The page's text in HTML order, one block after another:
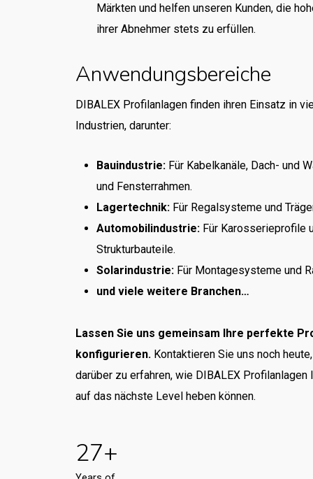
Märkten und helfen unseren Kunden, die
ihrer Abnehmer stets zu erfüllen.
Anwendungsbereiche
DIBALEX Profilanlagen finden ihren Einsatz in
Industrien, darunter:
Bauindustrie:Für Kabelkanäle, Dach- und
und Fensterrahmen.
Lagertechnik:Für Regalsysteme und
Automobilindustrie:Für Karosserieprofile
Strukturbauteile.
Solarindustrie:Für Montagesysteme und
und viele weitere Branchen…
Lassen Sie uns gemeinsam Ihre perfekte
konfigurieren.Kontaktieren Sie uns noch
darüber zu erfahren, wie DIBALEX Profilanlagen
auf das nächste Level heben können.
27+